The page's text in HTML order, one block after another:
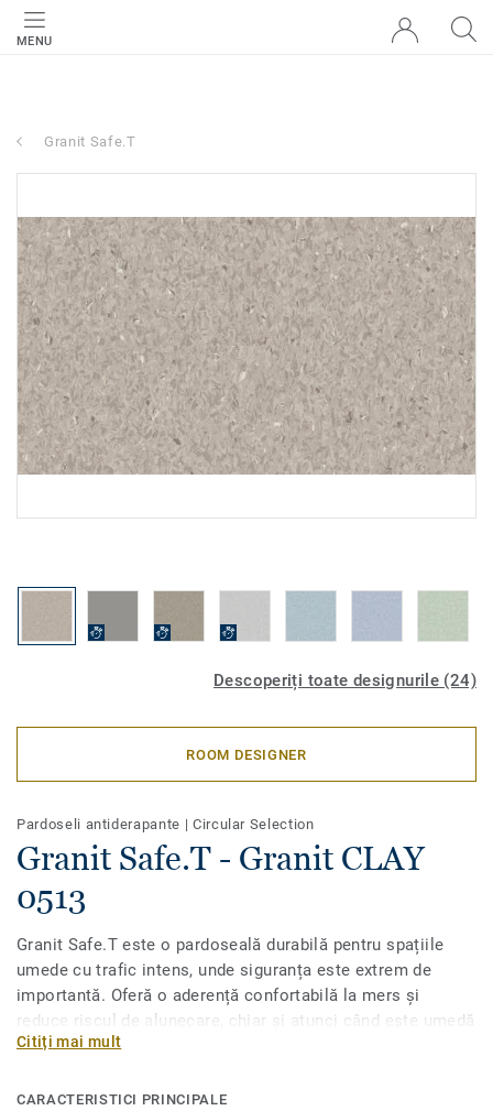
MENU
Granit Safe.T
Descoperiți toate designurile (24)
ROOM DESIGNER
Pardoseli antiderapante | Circular Selection
Granit Safe.T - Granit CLAY
0513
Granit Safe.T este o pardoseală durabilă pentru spațiile
umede cu trafic intens, unde siguranța este extrem de
importantă. Oferă o aderență confortabilă la mers și
reduce riscul de alunecare, chiar și atunci când este umedă
sau stropită cu săpun. Și pentru a o menține în permanență
Safety Clean XP protejează împotriva petelor și ușurează
Citiți mai mult
CARACTERISTICI PRINCIPALE